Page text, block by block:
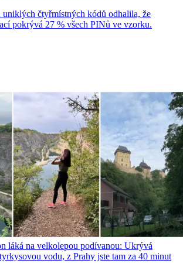
čtyřmístných kódů odhalila, že
pokrývá 27 % všech PINů ve vzorku.
láká na velkolepou podívanou: Ukrývá
vodu, z Prahy jste tam za 40 minut